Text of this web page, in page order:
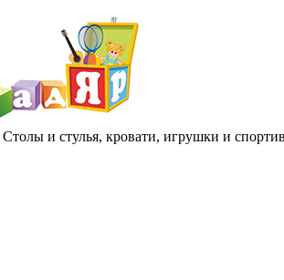
и стулья, кровати, игрушки и